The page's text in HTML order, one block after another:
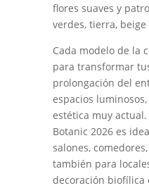
flores suaves y
verdes, tierra, beige
Cada modelo de la
para transformar
prolongación del
espacios
estética muy
Botanic 2026 es
salones,
también para
decoración biofílica